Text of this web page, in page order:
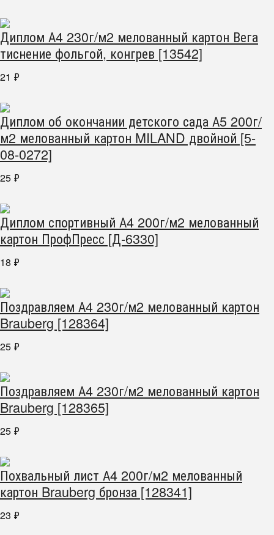
Диплом А4 230г/м2 мелованный картон Вега
тиснение фольгой, конгрев [13542]
21 ₽
Диплом об окончании детского сада А5 200г/
м2 мелованный картон MILAND двойной [5-
08-0272]
25 ₽
Диплом спортивный А4 200г/м2 мелованный
картон ПрофПресс [Д-6330]
18 ₽
Поздравляем А4 230г/м2 мелованный картон
Brauberg [128364]
25 ₽
Поздравляем А4 230г/м2 мелованный картон
Brauberg [128365]
25 ₽
Похвальный лист А4 200г/м2 мелованный
картон Brauberg бронза [128341]
23 ₽